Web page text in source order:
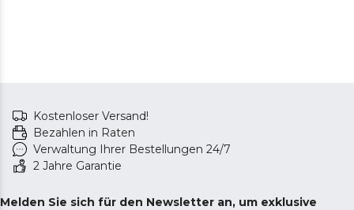
Volle Kontrolle ohne Kälteverlust. Außendisplay:
ermöglicht die Kontrolle der Kälte, ohne die Tür öffnen
zu müssen.
Kostenloser Versand!
Bezahlen in Raten
Verwaltung Ihrer Bestellungen 24/7
2 Jahre Garantie
Melden Sie sich für den Newsletter an, um exklusive